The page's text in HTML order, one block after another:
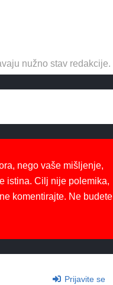
nužno stav redakcije.
nego vaše mišljenje,
istina. Cilj nije polemika,
komentirajte. Ne budete
Prijavite se